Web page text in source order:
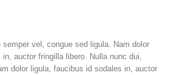
vel, congue sed ligula. Nam dolor
in, auctor fringilla libero. Nulla nunc dui,
dolor ligula, faucibus id sodales in, auctor